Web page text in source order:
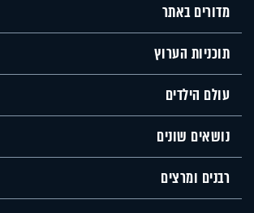
מדורים באתר
תוכניות הערוץ
עולם הילדים
נושאים שונים
רבנים ומרצים